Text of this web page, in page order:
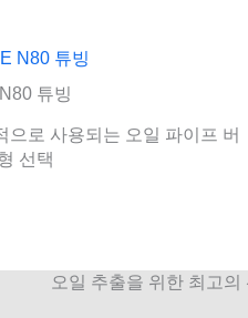
튜빙
으로 사용되는 오일 파이프 버
선택
오일 추출을 위한 최고의